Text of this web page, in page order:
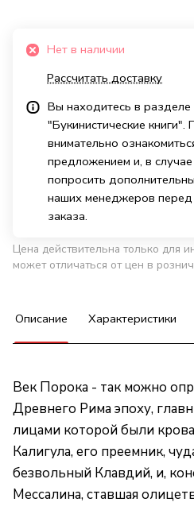
Нет в наличии
Рассчитать доставку
Вы находитесь в разделе
"Букинистические книги".
внимательно
предложением и, в
попросить
наших менеджеров
заказа.
Цена действительна только для
может отличаться от цен в
Описание Характеристики
Век Порока - так можно
Древнего Рима эпоху,
лицами которой были
Калигула, его преемник,
безвольный Клавдий, и,
Мессалина, ставшая